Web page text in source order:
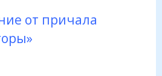
от причала